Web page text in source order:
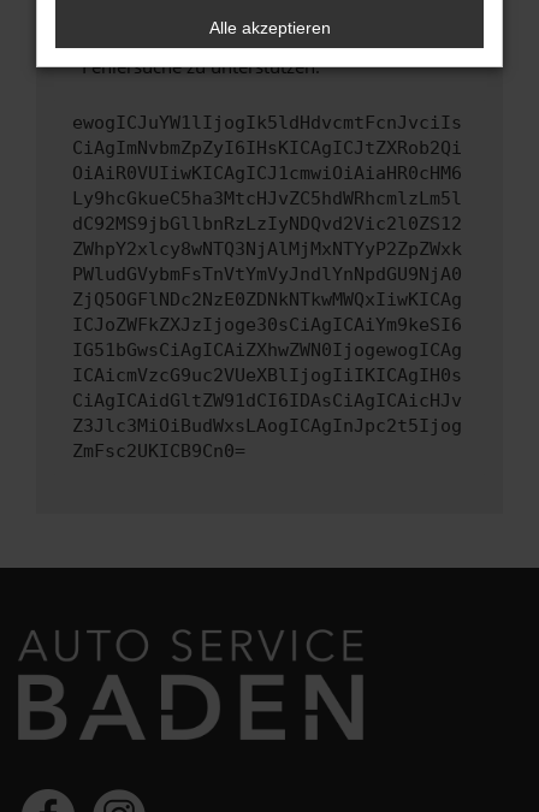
uns diesen Text schicken, um uns bei der
Fehlersuche zu unterstützen:
ewogICJuYW1lIjogIk5ldHdvcmtFcnJvciIs
CiAgImNvbmZpZyI6IHsKICAgICJtZXRob2Qi
OiAiR0VUIiwKICAgICJ1cmwiOiAiaHR0cHM6
Ly9hcGkueC5ha3MtcHJvZC5hdWRhcmlzLm5l
dC92MS9jbGllbnRzLzIyNDQvd2Vic2l0ZS12
ZWhpY2xlcy8wNTQ3NjAlMjMxNTYyP2ZpZWxk
PWludGVybmFsTnVtYmVyJndlYnNpdGU9NjA0
ZjQ5OGFlNDc2NzE0ZDNkNTkwMWQxIiwKICAg
ICJoZWFkZXJzIjoge30sCiAgICAiYm9keSI6
IG51bGwsCiAgICAiZXhwZWN0IjogewogICAg
ICAicmVzcG9uc2VUeXBlIjogIiIKICAgIH0s
CiAgICAidGltZW91dCI6IDAsCiAgICAicHJv
Z3Jlc3MiOiBudWxsLAogICAgInJpc2t5Ijog
ZmFsc2UKICB9Cn0=
Alle akzeptieren